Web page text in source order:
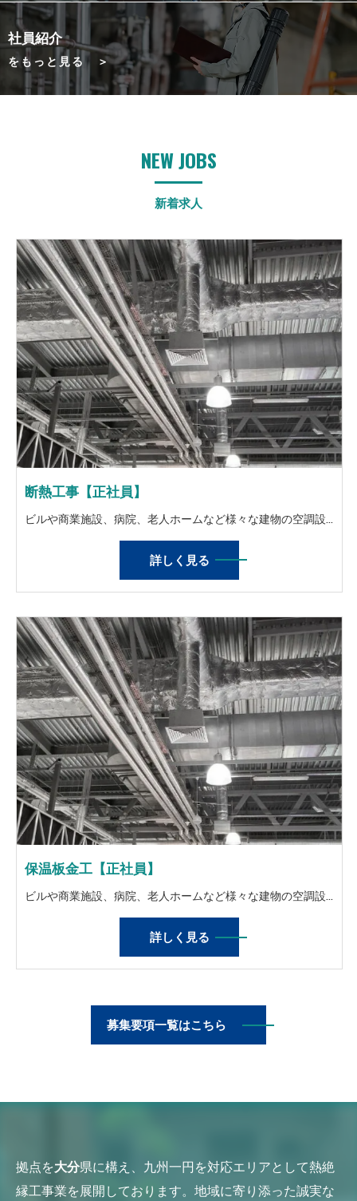
社員紹介
をもっと見る ＞
新着求人
NEW JOBS
断熱工事【正社員】
詳しく見る
保温板金工【正社員】
ビルや商業施設、病院、老人ホームなど様々な建物の空調設備（ダクトや配管）に保温材や断熱材を取り付ける作業を行っていただきます。 また保温板金という保温材や断熱材の劣化を防ぐ目的でアルミやステンレス、カラー鉄板などの外装材を使用してカバーをする業務もございます。
詳しく見る
募集要項一覧はこちら
拠点を大分県に構え、九州一円を対応エリアとして熱絶
縁工事業を展開しております。地域に寄り添った誠実な